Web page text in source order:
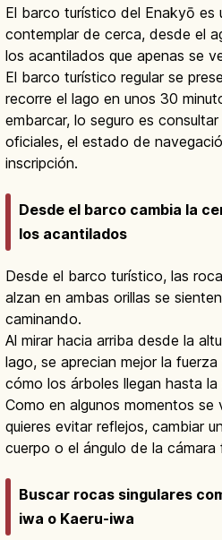
El barco turístico del Enakyō es
contemplar de cerca, desde el
los acantilados que apenas se
El barco turístico regular se
recorre el lago en unos 30
embarcar, lo seguro es
oficiales, el estado de
inscripción.
Desde el barco cambia la
los acantilados
Desde el barco turístico, las
alzan en ambas orillas se
caminando.
Al mirar hacia arriba desde la
lago, se aprecian mejor la
cómo los árboles llegan hasta la
Como en algunos momentos se
quieres evitar reflejos, cambiar
cuerpo o el ángulo de la
Buscar rocas singulares
iwa o Kaeru-iwa